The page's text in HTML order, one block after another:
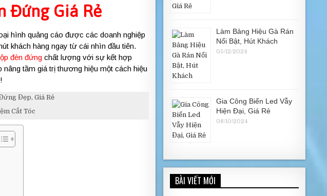
ĐứngGiá Rẻ
hình quảng cáo được các doanh nghiệp
khách hàng ngay từ cái nhìn đầu tiên.
đèn đứng chất lượng với sự kết hợp
nâng tầm giá trị thương hiệu một cách hiệu
Cắt Tóc
Làm Bảng Hiệu Gà Rán
Nổi Bật, Hút Khách
05/12/2024
Gia Công Biển Led Vẫy
Hiện Đại, Giá Rẻ
08/10/2024
BÀI VIẾT MỚI